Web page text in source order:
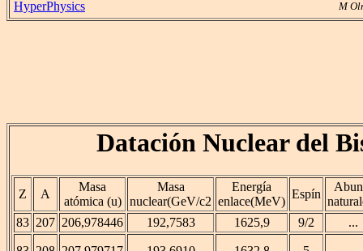
HyperPhysics M
Datación Nuclear del
Z A
Masa
atómica (u)
Masa
nuclear(GeV/c2
Energía
enlace(MeV)
Espín
83 207 206,978446 192,7583 1625,9 9/2 ...